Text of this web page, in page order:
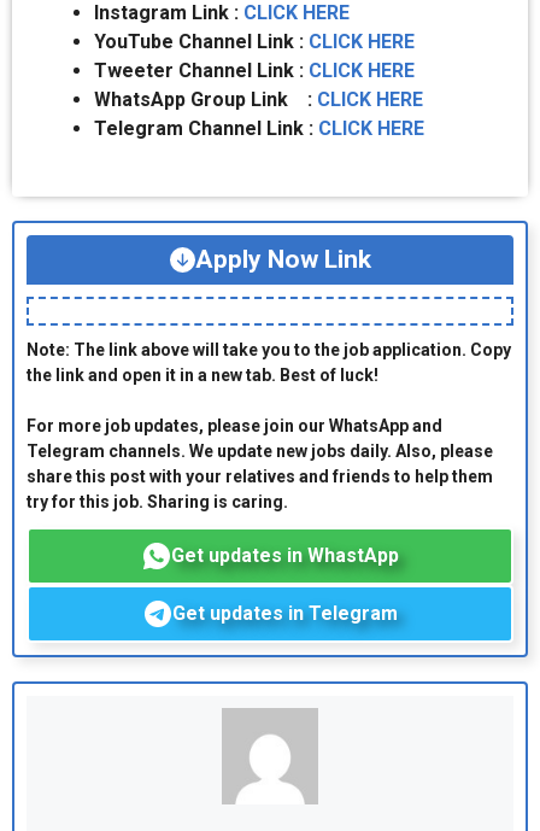
Instagram Link : CLICK HERE
YouTube Channel Link : CLICK HERE
Tweeter Channel Link : CLICK HERE
WhatsApp Group Link : CLICK HERE
Telegram Channel Link : CLICK HERE
Apply Now Link
Note: The link above will take you to the job application. Copy
the link and open it in a new tab. Best of luck!
For more job updates, please join our WhatsApp and
Telegram channels. We update new jobs daily. Also, please
share this post with your relatives and friends to help them
try for this job. Sharing is caring.
Get updates in WhastApp
Get updates in Telegram